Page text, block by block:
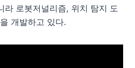
라 로봇저널리즘, 위치 탐지 도
개발하고 있다.